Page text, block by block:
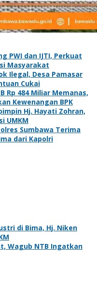
PWI dan IJTI, Perkuat
Masyarakat
Ilegal, Desa Pamasar
Cukai
Rp 484 Miliar Memanas,
Kewenangan BPK
Hj. Hayati Zohran,
UMKM
Sumbawa Terima
dari Kapolri
di Bima, Hj. Niken
Wagub NTB Ingatkan